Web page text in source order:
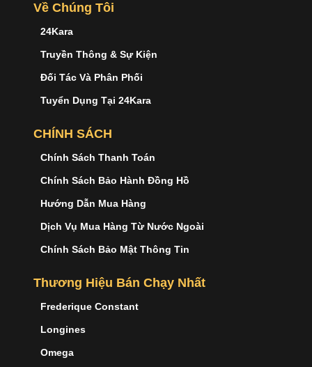
Về Chúng Tôi
24Kara
Truyền Thông & Sự Kiện
Đối Tác Và Phân Phối
Tuyển Dụng Tại 24Kara
CHÍNH SÁCH
Chính Sách Thanh Toán
Chính Sách Bảo Hành Đồng Hồ
Hướng Dẫn Mua Hàng
Dịch Vụ Mua Hàng Từ Nước Ngoài
Chính Sách Bảo Mật Thông Tin
Thương Hiệu Bán Chạy Nhất
Frederique Constant
Longines
Omega